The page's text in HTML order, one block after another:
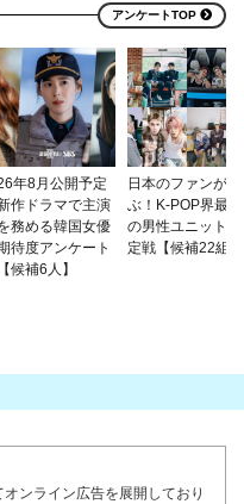
アンケートTOP
年8月公開予定
作ドラマで主演
務める韓国女優
待度アンケート
【候補6人】
日本のファンが選
ぶ！K-POP界最強
の男性ユニット決
定戦【候補22組】
ンライン広告を展開しており